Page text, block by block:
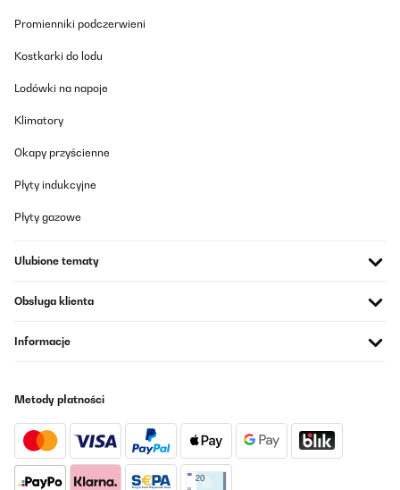
Tłumacz
Promienniki podczerwieni
Kostkarki do lodu
Lodówki na napoje
Klimatory
Okapy przyścienne
Płyty indukcyjne
Płyty gazowe
Ulubione tematy
Obsługa klienta
Informacje
Metody płatności